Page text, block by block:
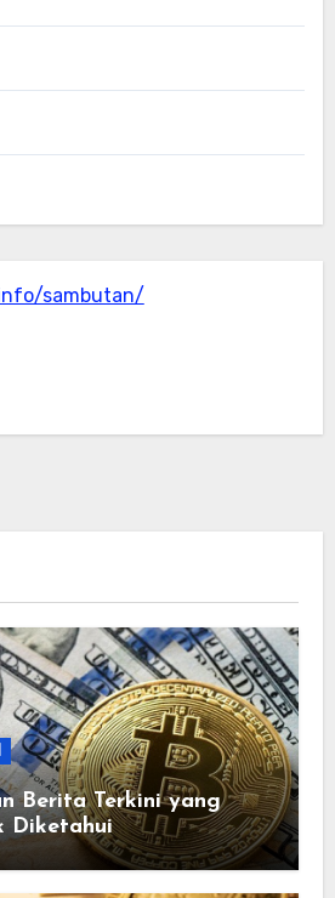
sambutan/
Berita Terkini yang
Diketahui